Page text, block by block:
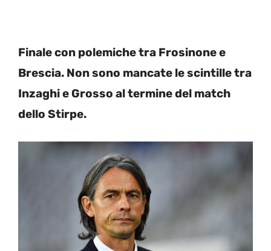
Finale con polemiche tra Frosinone e
Brescia. Non sono mancate le scintille tra
Inzaghi e Grosso al termine del match
dello Stirpe.